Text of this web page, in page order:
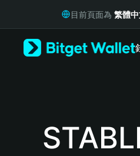
Русский
目前頁面為 繁體